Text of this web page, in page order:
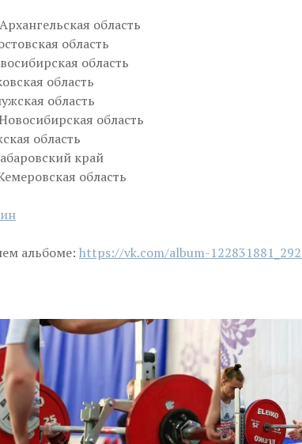
область
область
область
область
область
область
область
край
область
альбоме: https://vk.com/album-